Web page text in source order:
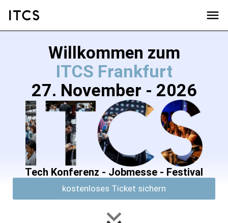
Willkommen zum
ITCS Frankfurt
27. November - 2026
Tech Konferenz - Jobmesse - Festival
kostenloses Ticket sichern